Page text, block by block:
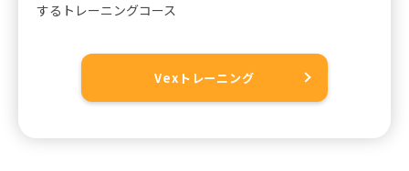
するトレーニングコース
Vexトレーニング